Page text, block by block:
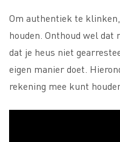
Om authentiek te
houden. Onthoud wel
dat je heus niet
eigen manier doet.
rekening mee kunt